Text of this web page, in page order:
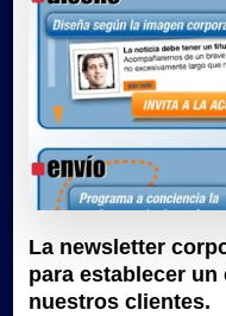
La newsletter
para establecer
nuestros clientes.